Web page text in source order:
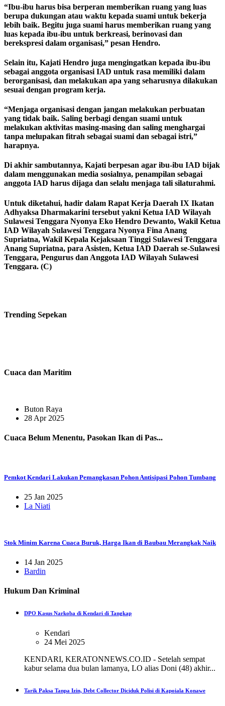
“Ibu-ibu harus bisa berperan memberikan ruang yang luas
berupa dukungan atau waktu kepada suami untuk bekerja
lebih baik. Begitu juga suami harus memberikan ruang yang
luas kepada ibu-ibu untuk berkreasi, berinovasi dan
berekspresi dalam organisasi,” pesan Hendro.
Selain itu, Kajati Hendro juga mengingatkan kepada ibu-ibu
sebagai anggota organisasi IAD untuk rasa memiliki dalam
berorganisasi, dan melakukan apa yang seharusnya dilakukan
sesuai dengan program kerja.
“Menjaga organisasi dengan jangan melakukan perbuatan
yang tidak baik. Saling berbagi dengan suami untuk
melakukan aktivitas masing-masing dan saling menghargai
tanpa melupakan fitrah sebagai suami dan sebagai istri,”
harapnya.
Di akhir sambutannya, Kajati berpesan agar ibu-ibu IAD bijak
dalam menggunakan media sosialnya, penampilan sebagai
anggota IAD harus dijaga dan selalu menjaga tali silaturahmi.
Untuk diketahui, hadir dalam Rapat Kerja Daerah IX Ikatan
Adhyaksa Dharmakarini tersebut yakni Ketua IAD Wilayah
Sulawesi Tenggara Nyonya Eko Hendro Dewanto, Wakil Ketua
IAD Wilayah Sulawesi Tenggara Nyonya Fina Anang
Supriatna, Wakil Kepala Kejaksaan Tinggi Sulawesi Tenggara
Anang Supriatna, para Asisten, Ketua IAD Daerah se-Sulawesi
Tenggara, Pengurus dan Anggota IAD Wilayah Sulawesi
Tenggara. (C)
Trending Sepekan
Cuaca dan Maritim
Buton Raya
28 Apr 2025
Cuaca Belum Menentu, Pasokan Ikan di Pas...
Pemkot Kendari Lakukan Pemangkasan Pohon Antisipasi Pohon Tumbang
25 Jan 2025
La Niati
Stok Minim Karena Cuaca Buruk, Harga Ikan di Baubau Merangkak Naik
14 Jan 2025
Bardin
Hukum Dan Kriminal
DPO Kasus Narkoba di Kendari di Tangkap
Kendari
24 Mei 2025
KENDARI, KERATONNEWS.CO.ID - Setelah sempat
kabur selama dua bulan lamanya, LO alias Doni (48) akhir...
Tarik Paksa Tanpa Izin, Debt Collector Diciduk Polisi di Kapoiala Konawe